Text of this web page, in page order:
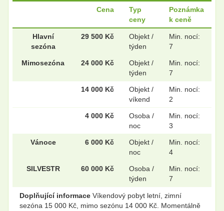
Cena
Typ
ceny
Poznámka
k ceně
Hlavní
sezóna
29 500 Kč
Objekt /
týden
Min. nocí:
7
Mimosezóna 24 000 Kč
Objekt /
týden
Min. nocí:
7
14 000 Kč
Objekt /
víkend
Min. nocí:
2
4 000 Kč
Osoba /
noc
Min. nocí:
3
Vánoce 6 000 Kč
Objekt /
noc
Min. nocí:
4
SILVESTR 60 000 Kč
Osoba /
týden
Min. nocí:
7
Doplňující informace Víkendový pobyt letní, zimní
sezóna 15 000 Kč, mimo sezónu 14 000 Kč. Momentálně